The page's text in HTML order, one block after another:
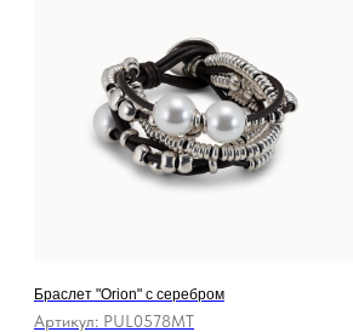
Браслет "Orion" с серебром
Артикул: PUL0578MT